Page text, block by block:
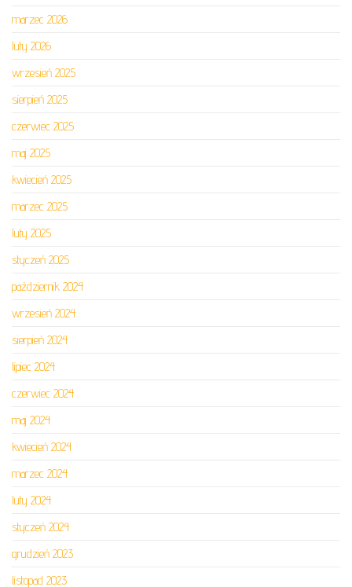
marzec 2026
luty 2026
wrzesień 2025
sierpień 2025
czerwiec 2025
maj 2025
kwiecień 2025
marzec 2025
luty 2025
styczeń 2025
październik 2024
wrzesień 2024
sierpień 2024
lipiec 2024
czerwiec 2024
maj 2024
kwiecień 2024
marzec 2024
luty 2024
styczeń 2024
grudzień 2023
listopad 2023